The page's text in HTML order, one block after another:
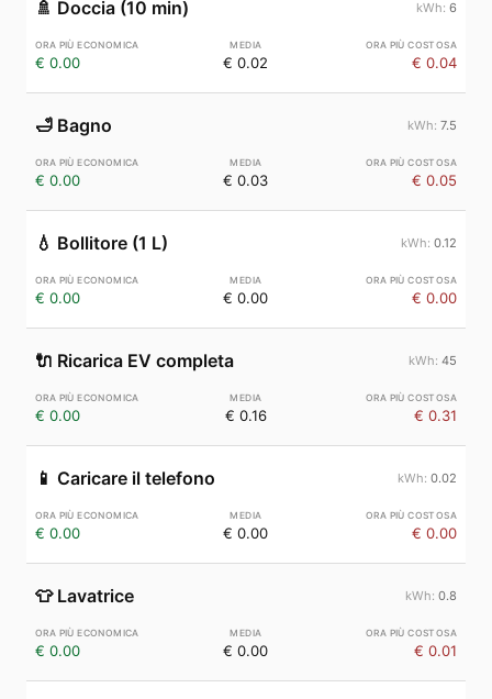
🚿 Doccia (10 min) 6
€ 0.00 € 0.02 € 0.04
🛁 Bagno 7.5
€ 0.00 € 0.03 € 0.05
💧 Bollitore (1 L) 0.12
€ 0.00 € 0.00 € 0.00
🔌 Ricarica EV completa 45
€ 0.00 € 0.16 € 0.31
📱 Caricare il telefono 0.02
€ 0.00 € 0.00 € 0.00
👕 Lavatrice 0.8
€ 0.00 € 0.00 € 0.01